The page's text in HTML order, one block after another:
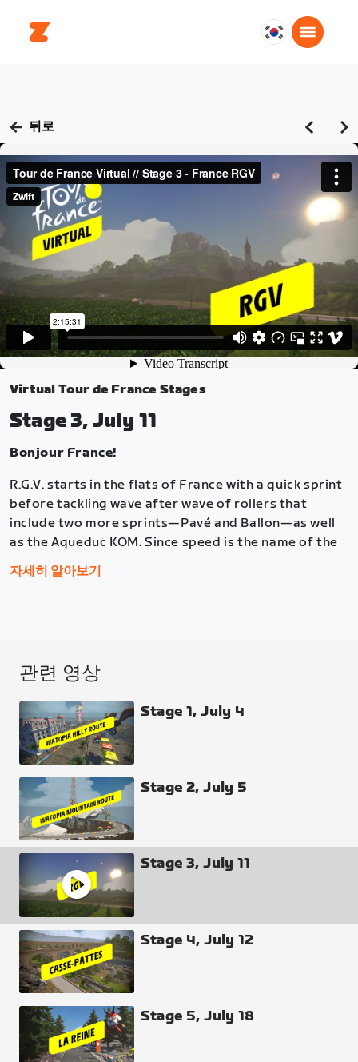
대
어
뒤로
Virtual Tour de France Stages
Stage 3, July 11
Bonjour France!
R.G.V. starts in the flats of France with a quick sprint
before tackling wave after wave of rollers that
include two more sprints—Pavé and Ballon—as well
as the Aqueduc KOM. Since speed is the name of the
R.G.V. game, the lap finishes with another sprint at
the start/finish line in the Marina.
#2), K/QOM / (Lap #2), Sprint 2 / (Lap #2), and Finish
Need more clarification? Watch the broadcast.
자세히 알아보기
관련 영상
Stage 1, July 4
Stage 2, July 5
Stage 3, July 11
Stage 4, July 12
Stage 5, July 18